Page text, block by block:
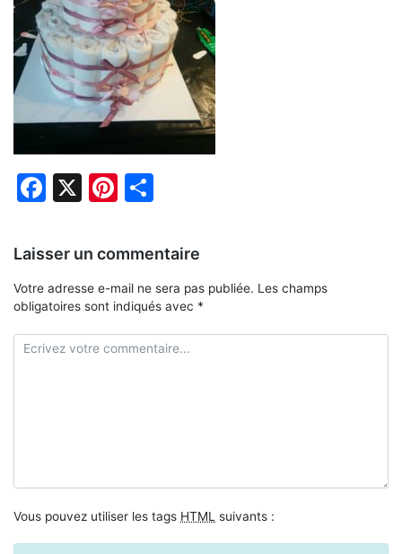
Facebook
X Pinterest
Laisser un commentaire
Votre adresse e-mail ne sera pas publiée. Les champs
obligatoires sont indiqués avec *
Vous pouvez utiliser les tags HTML suivants :